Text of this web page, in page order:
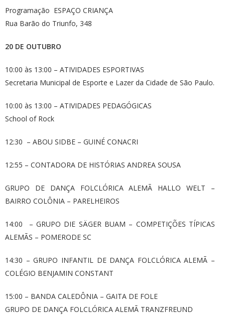
Programação ESPAÇO CRIANÇA
Rua Barão do Triunfo, 348
20 DE OUTUBRO
10:00 às 13:00 – ATIVIDADES ESPORTIVAS
Secretaria Municipal de Esporte e Lazer da Cidade de São Paulo.
10:00 às 13:00 – ATIVIDADES PEDAGÓGICAS
School of Rock
12:30 – ABOU SIDBE – GUINÉ CONACRI
12:55 – CONTADORA DE HISTÓRIAS ANDREA SOUSA
GRUPO DE DANÇA FOLCLÓRICA ALEMÃ HALLO WELT –
BAIRRO COLÔNIA – PARELHEIROS
14:00 – GRUPO DIE SÄGER BUAM – COMPETIÇÕES TÍPICAS
ALEMÃS – POMERODE SC
14:30 – GRUPO INFANTIL DE DANÇA FOLCLÓRICA ALEMÃ –
COLÉGIO BENJAMIN CONSTANT
15:00 – BANDA CALEDÔNIA – GAITA DE FOLE
GRUPO DE DANÇA FOLCLÓRICA ALEMÃ TRANZFREUND